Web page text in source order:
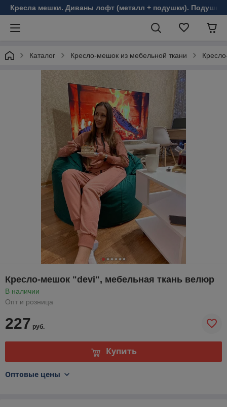
Кресла мешки. Диваны лофт (металл + подушки). Подушки
Каталог Кресло-мешок из мебельной ткани
Кресло-мешок "devi", мебельная ткань велюр
В наличии
Опт и розница
227 руб.
Купить
Оптовые цены